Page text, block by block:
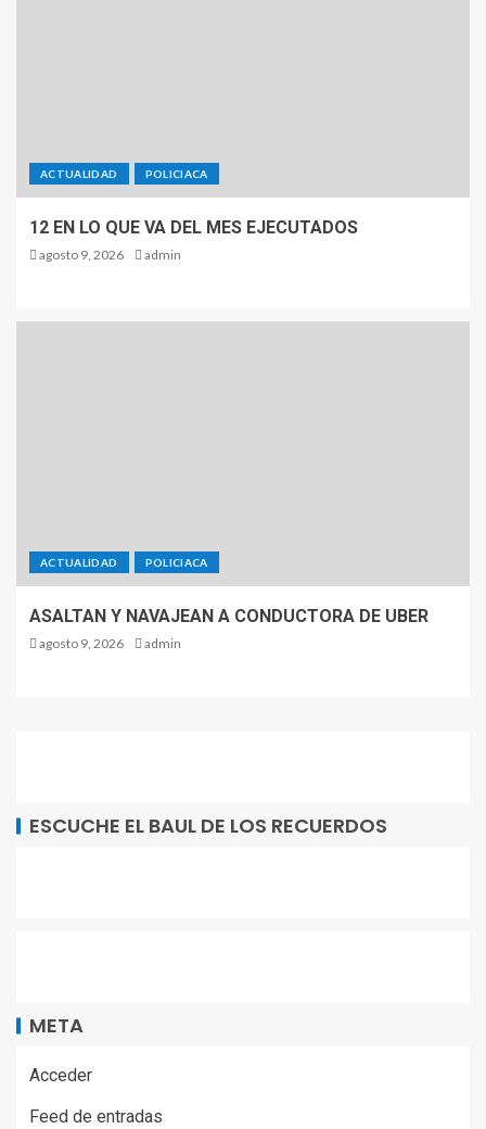
ACTUALIDAD POLICIACA
12 EN LO QUE VA DEL MES EJECUTADOS
agosto 9, 2026 admin
ACTUALIDAD POLICIACA
ASALTAN Y NAVAJEAN A CONDUCTORA DE UBER
agosto 9, 2026 admin
ESCUCHE EL BAUL DE LOS RECUERDOS
META
Acceder
Feed de entradas